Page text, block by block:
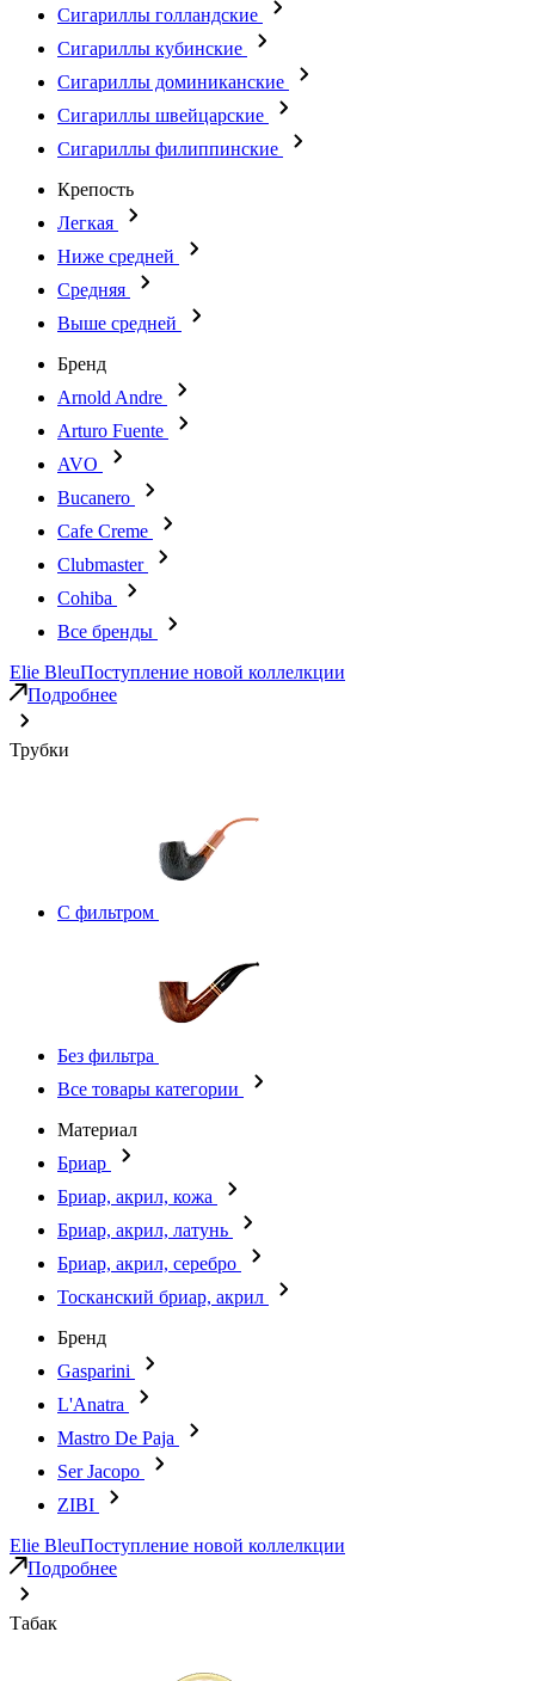
Сигариллы голландские
Сигариллы кубинские
Сигариллы доминиканские
Сигариллы швейцарские
Сигариллы филиппинские
Крепость
Легкая
Ниже средней
Средняя
Выше средней
Бренд
Arnold Andre
Arturo Fuente
AVO
Bucanero
Cafe Creme
Clubmaster
Cohiba
Все бренды
Elie BleuПоступление новой коллелкции
Подробнее
Трубки
С фильтром
Без фильтра
Все товары категории
Материал
Бриар
Бриар, акрил, кожа
Бриар, акрил, латунь
Бриар, акрил, серебро
Тосканский бриар, акрил
Бренд
Gasparini
L'Anatra
Mastro De Paja
Ser Jacopo
ZIBI
Elie BleuПоступление новой коллелкции
Подробнее
Табак